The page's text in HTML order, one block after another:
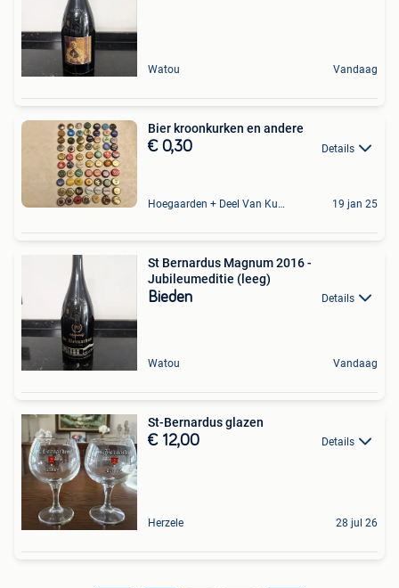
Watou Vandaag
Bier kroonkurken en andere
€ 0,30 Details
Hoegaarden + Deel Van Kumtich + Deel Van Tienen 19 jan 25
St Bernardus Magnum 2016 -
Jubileumeditie (leeg)
Bieden Details
Watou Vandaag
St-Bernardus glazen
€ 12,00 Details
Herzele 28 jul 26